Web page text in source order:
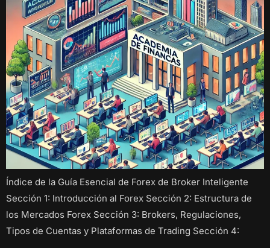
Índice de la Guía Esencial de Forex de Broker Inteligente
Sección 1: Introducción al Forex Sección 2: Estructura de
los Mercados Forex Sección 3: Brokers, Regulaciones,
Tipos de Cuentas y Plataformas de Trading Sección 4: